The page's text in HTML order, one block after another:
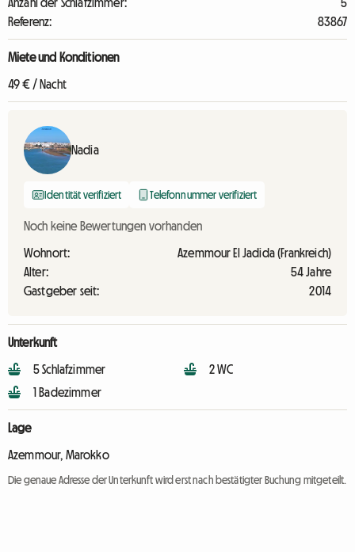
Referenz:
83867
Miete und Konditionen
49 € / Nacht
Nadia
Identität verifiziert Telefonnummer verifiziert
Noch keine Bewertungen vorhanden
Wohnort:
Azemmour El Jadida (Frankreich)
Alter:
54 Jahre
Gastgeber seit:
2014
Unterkunft
5 Schlafzimmer
1 Badezimmer
2 WC
Lage
Azemmour, Marokko
Die genaue Adresse der Unterkunft wird erst nach bestätigter Buchung mitgeteilt.